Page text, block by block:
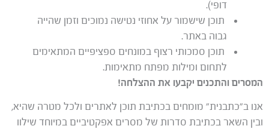
דופי).
תוכן שישמור על אחוזי נטישה נמוכים וזמן שהייה
גבוה באתר.
תוכן סמכותי רצוף במונחים ספציפיים המתאימים
לתחום ומילות מפתח מתאימות.
המסרים והתכנים יקבעו את ההצלחה!
אנו ב”כתבנית” מומחים בכתיבת תוכן לאתרים ולכל מטרה שהיא,
ובין השאר בכתיבת סדרות של מסרים אפקטיביים במיוחד שילוו